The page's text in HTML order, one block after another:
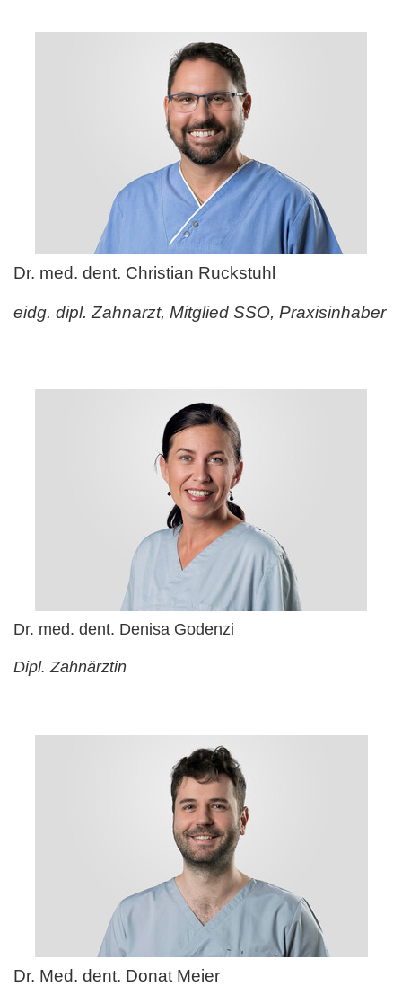
Dr. med. dent. Christian Ruckstuhl
eidg. dipl. Zahnarzt, Mitglied SSO, Praxisinhaber
Dr. med. dent. Denisa Godenzi
Dipl. Zahnärztin
Dr. Med. dent. Donat Meier